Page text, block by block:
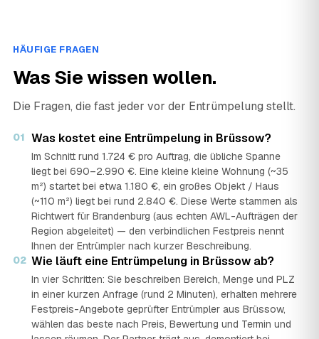
HÄUFIGE FRAGEN
Was Sie wissen wollen.
Die Fragen, die fast jeder vor der Entrümpelung stellt.
01 Was kostet eine Entrümpelung in Brüssow?
Im Schnitt rund 1.724 € pro Auftrag, die übliche Spanne
liegt bei 690–2.990 €. Eine kleine kleine Wohnung (~35
m²) startet bei etwa 1.180 €, ein großes Objekt / Haus
(~110 m²) liegt bei rund 2.840 €. Diese Werte stammen als
Richtwert für Brandenburg (aus echten AWL-Aufträgen der
Region abgeleitet) — den verbindlichen Festpreis nennt
Ihnen der Entrümpler nach kurzer Beschreibung.
02 Wie läuft eine Entrümpelung in Brüssow ab?
In vier Schritten: Sie beschreiben Bereich, Menge und PLZ
in einer kurzen Anfrage (rund 2 Minuten), erhalten mehrere
Festpreis-Angebote geprüfter Entrümpler aus Brüssow,
wählen das beste nach Preis, Bewertung und Termin und